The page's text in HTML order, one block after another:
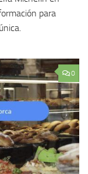
para
0